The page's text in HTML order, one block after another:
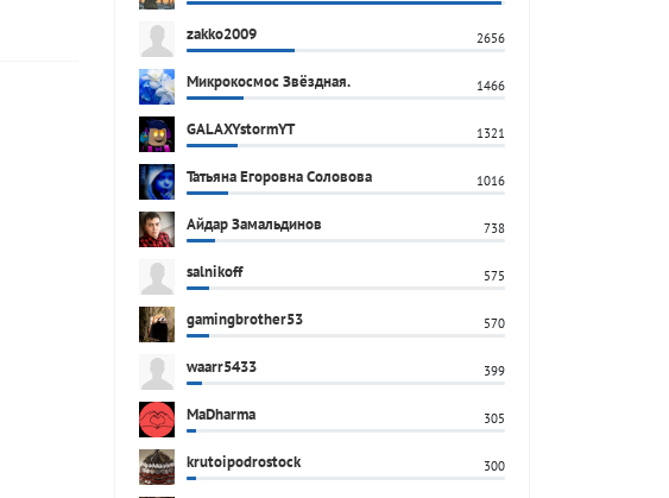
zakko2009 2656
Микрокосмос Звёздная. 1466
GALAXYstormYT 1321
Татьяна Егоровна Соловова 1016
Айдар Замальдинов 738
salnikoff 575
gamingbrother53 570
waarr5433 399
MaDharma 305
krutoipodrostock 300